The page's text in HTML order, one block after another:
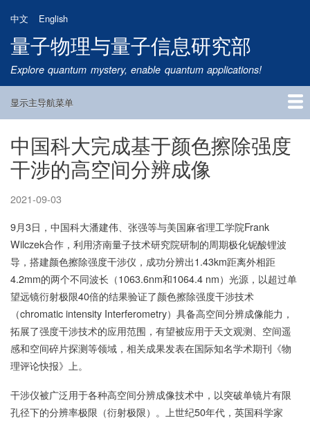
到
主
要
内
中文 English
量子物理与量子信息研究部
Explore quantum mystery, enable quantum applications!
Main
显示主导航菜单
首页
研究方向
量子卫星
团队成员
新闻动态
研究进展
学术报告
论文发表
公告通知
招生信息
相关链接
中国科大完成基于颜色擦除强度
干涉的高空间分辨成像
2021-09-03
9月3日，中国科大潘建伟、张强等与美国麻省理工学院Frank
Wilczek合作，利用济南量子技术研究院研制的周期极化铌酸锂波
导，搭建颜色擦除强度干涉仪，成功分辨出1.43km距离外相距
4.2mm的两个不同波长（1063.6nm和1064.4 nm）光源，以超过单
望远镜衍射极限40倍的结果验证了颜色擦除强度干涉技术
（chromatic intensity Interferometry）具备高空间分辨成像能力，
拓展了强度干涉技术的应用范围，有望被应用于天文观测、空间遥
感和空间碎片探测等领域，相关成果发表在国际知名学术期刊《物
理评论快报》上。
干涉仪被广泛用于各种高空间分辨成像技术中，以突破单镜片有限
孔径下的分辨率极限（衍射极限）。上世纪50年代，英国科学家